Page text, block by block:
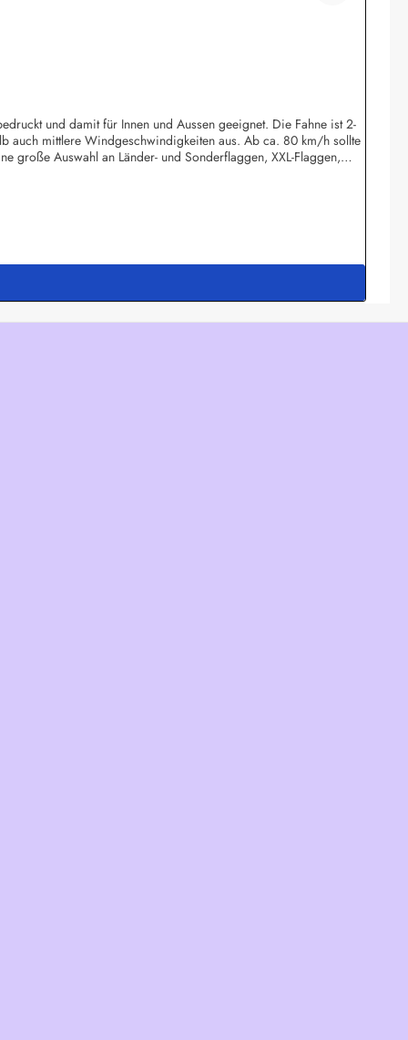
und damit für Innen und Aussen geeignet. Die Fahne ist 2-
auch mittlere Windgeschwindigkeiten aus. Ab ca. 80 km/h sollte
Auswahl an Länder- und Sonderflaggen, XXL-Flaggen,